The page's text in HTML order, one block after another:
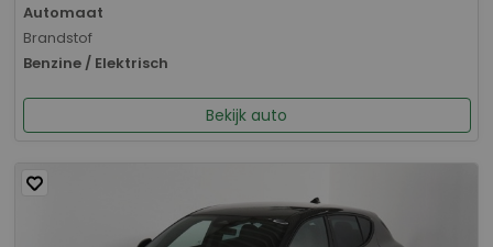
Automaat
Brandstof
Benzine / Elektrisch
Bekijk auto